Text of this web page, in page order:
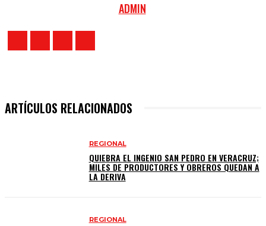
ADMIN
ARTÍCULOS RELACIONADOS
REGIONAL
QUIEBRA EL INGENIO SAN PEDRO EN VERACRUZ;
MILES DE PRODUCTORES Y OBREROS QUEDAN A
LA DERIVA
REGIONAL